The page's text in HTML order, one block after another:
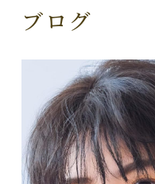
ブログ